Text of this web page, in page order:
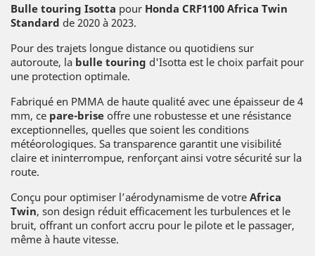
Bulle touring Isotta pour Honda CRF1100 Africa Twin
Standard de 2020 à 2023.
Pour des trajets longue distance ou quotidiens sur
autoroute, la bulle touring d'Isotta est le choix parfait pour
une protection optimale.
Fabriqué en PMMA de haute qualité avec une épaisseur de 4
mm, ce pare-brise offre une robustesse et une résistance
exceptionnelles, quelles que soient les conditions
météorologiques. Sa transparence garantit une visibilité
claire et ininterrompue, renforçant ainsi votre sécurité sur la
route.
Conçu pour optimiser l’aérodynamisme de votre Africa
Twin, son design réduit efficacement les turbulences et le
bruit, offrant un confort accru pour le pilote et le passager,
même à haute vitesse.